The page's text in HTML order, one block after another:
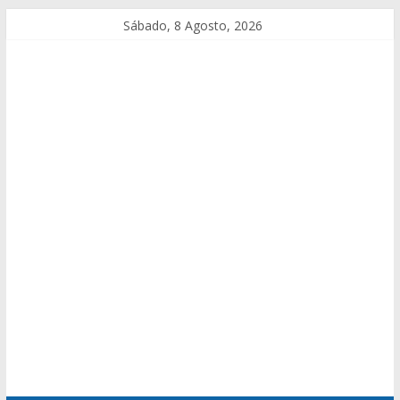
Sábado, 8 Agosto, 2026